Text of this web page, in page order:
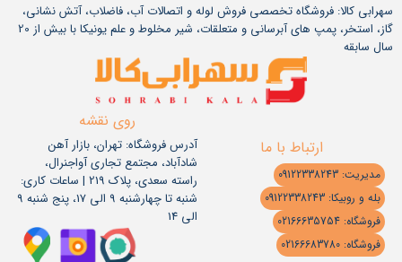
سهرابی کالا: فروشگاه تخصصی فروش لوله و اتصالات آب، فاضلاب، آتش نشانی،
گاز، استخر، پمپ های آبرسانی و متعلقات، شیر مخلوط و علم یونیکا با بیش از 20
سال سابقه
ارتباط با ما
مدیریت: 09122338243
بله و روبیکا: 09122338243
فروشگاه: 02166635754
فروشگاه: 02166683780
روی نقشه
آدرس فروشگاه: تهران، بازار آهن
شادآباد، مجتمع تجاری آواجنرال،
راسته سعدی، پلاک 219 | ساعات کاری:
شنبه تا چهارشنبه 9 الی 17، پنج شنبه 9
الی 14